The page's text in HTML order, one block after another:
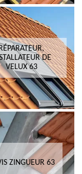
RÉPARATEUR,
DE
VELUX 63
ZINGUEUR 63